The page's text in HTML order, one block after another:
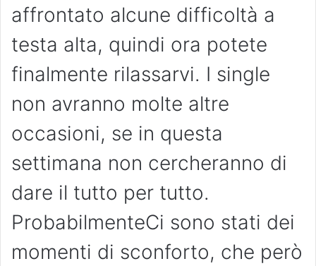
affrontato alcune difficoltà a
testa alta, quindi ora potete
finalmente rilassarvi. I single
non avranno molte altre
occasioni, se in questa
settimana non cercheranno di
dare il tutto per tutto.
ProbabilmenteCi sono stati dei
momenti di sconforto, che però